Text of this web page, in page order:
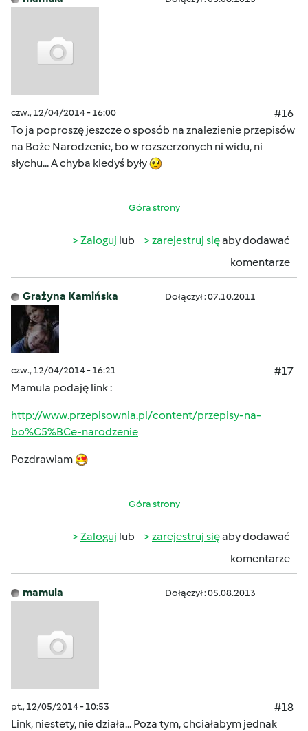
czw., 12/04/2014 - 16:00
#16
To ja poproszę jeszcze o sposób na znalezienie przepisów
na Boże Narodzenie, bo w rozszerzonych ni widu, ni
słychu... A chyba kiedyś były
Góra strony
Zaloguj lub zarejestruj sięaby dodawać
komentarze
Grażyna Kamińska Dołączył : 07.10.2011
czw., 12/04/2014 - 16:21
#17
Mamula podaję link :
http://www.przepisownia.pl/content/przepisy-na-
bo%C5%BCe-narodzenie
Pozdrawiam
Góra strony
Zaloguj lub zarejestruj sięaby dodawać
komentarze
mamula Dołączył : 05.08.2013
pt., 12/05/2014 - 10:53
#18
Link, niestety, nie działa... Poza tym, chciałabym jednak